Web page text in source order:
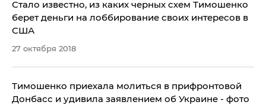
Стало известно, из каких черных схем Тимошенко
берет деньги на лоббирование своих интересов в
США
27 октября 2018
Тимошенко приехала молиться в прифронтовой
Донбасс и удивила заявлением об Украине - фото